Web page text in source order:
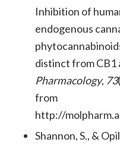
Inhibition of
endogenous
distinct from CB1
Pharmacology, 73
from
http://
Shannon, S., &